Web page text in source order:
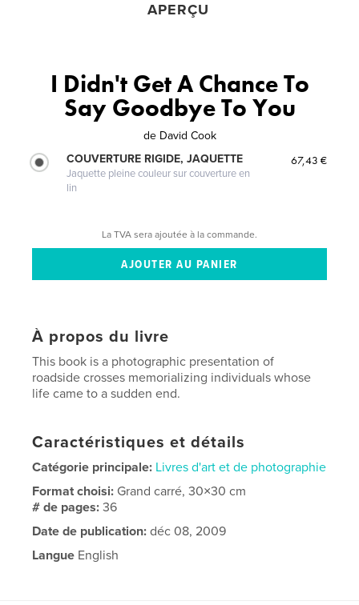
APERÇU
I Didn't Get A Chance To
Say Goodbye To You
de David Cook
COUVERTURE RIGIDE, JAQUETTE
Jaquette pleine couleur sur couverture en
lin
67,43 €
La TVA sera ajoutée à la commande.
À propos du livre
This book is a photographic presentation of
roadside crosses memorializing individuals whose
life came to a sudden end.
Caractéristiques et détails
Catégorie principale: Livres d'art et de photographie
Format choisi: Grand carré, 30×30 cm
# de pages:36
Date de publication: déc 08, 2009
Langue English